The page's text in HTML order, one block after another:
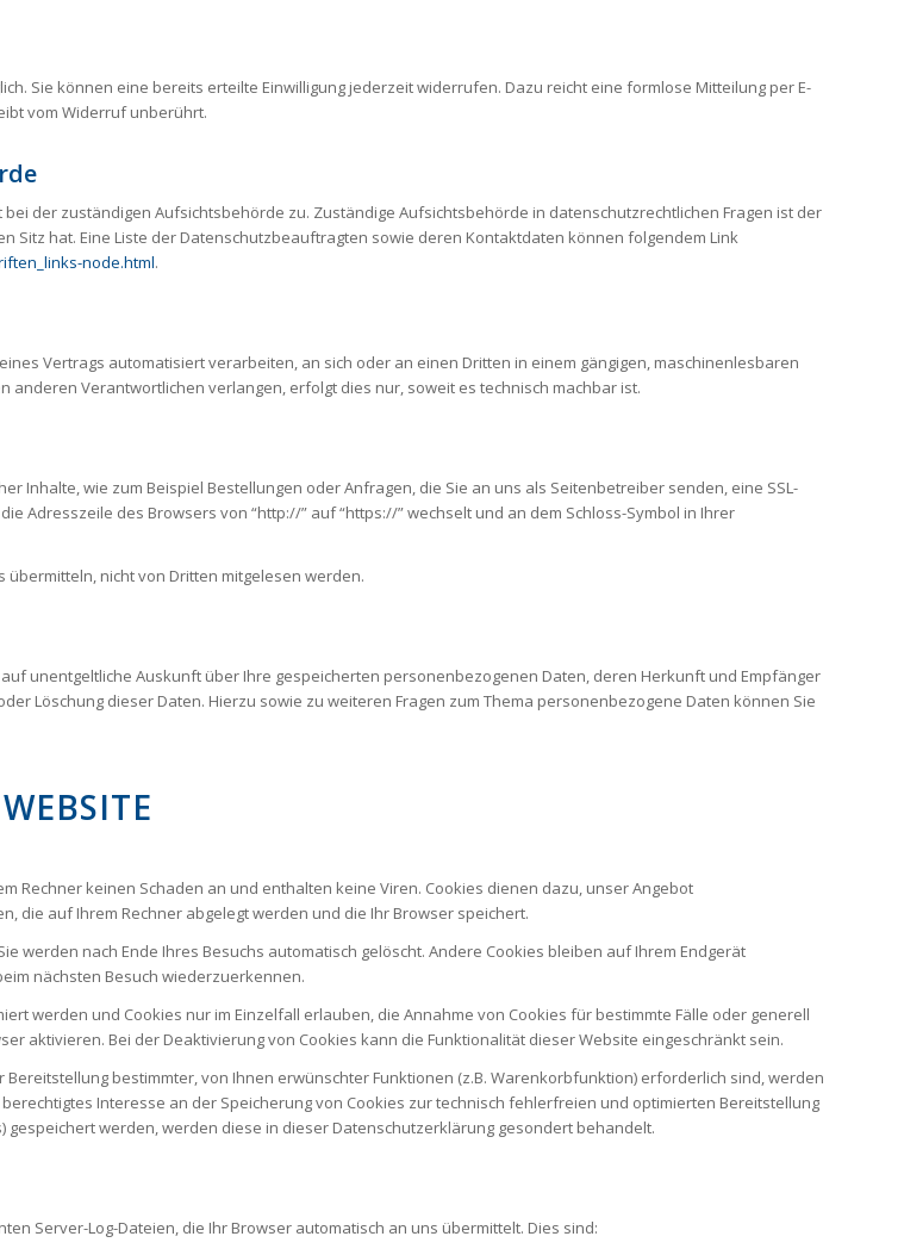
Sie können eine bereits erteilte Einwilligung jederzeit widerrufen. Dazu reicht eine formlose Mitteilung per E-
vom Widerruf unberührt.
der zuständigen Aufsichtsbehörde zu. Zuständige Aufsichtsbehörde in datenschutzrechtlichen Fragen ist der
hat. Eine Liste der Datenschutzbeauftragten sowie deren Kontaktdaten können folgendem Link
node.html.
Vertrags automatisiert verarbeiten, an sich oder an einen Dritten in einem gängigen, maschinenlesbaren
Verantwortlichen verlangen, erfolgt dies nur, soweit es technisch machbar ist.
Inhalte, wie zum Beispiel Bestellungen oder Anfragen, die Sie an uns als Seitenbetreiber senden, eine SSL-
Adresszeile des Browsers von “http://” auf “https://” wechselt und an dem Schloss-Symbol in Ihrer
übermitteln, nicht von Dritten mitgelesen werden.
unentgeltliche Auskunft über Ihre gespeicherten personenbezogenen Daten, deren Herkunft und Empfänger
Löschung dieser Daten. Hierzu sowie zu weiteren Fragen zum Thema personenbezogene Daten können Sie
Rechner keinen Schaden an und enthalten keine Viren. Cookies dienen dazu, unser Angebot
die auf Ihrem Rechner abgelegt werden und die Ihr Browser speichert.
werden nach Ende Ihres Besuchs automatisch gelöscht. Andere Cookies bleiben auf Ihrem Endgerät
nächsten Besuch wiederzuerkennen.
werden und Cookies nur im Einzelfall erlauben, die Annahme von Cookies für bestimmte Fälle oder generell
aktivieren. Bei der Deaktivierung von Cookies kann die Funktionalität dieser Website eingeschränkt sein.
bestimmter, von Ihnen erwünschter Funktionen (z.B. Warenkorbfunktion) erforderlich sind, werden
Interesse an der Speicherung von Cookies zur technisch fehlerfreien und optimierten Bereitstellung
werden, werden diese in dieser Datenschutzerklärung gesondert behandelt.
Server-Log-Dateien, die Ihr Browser automatisch an uns übermittelt. Dies sind: